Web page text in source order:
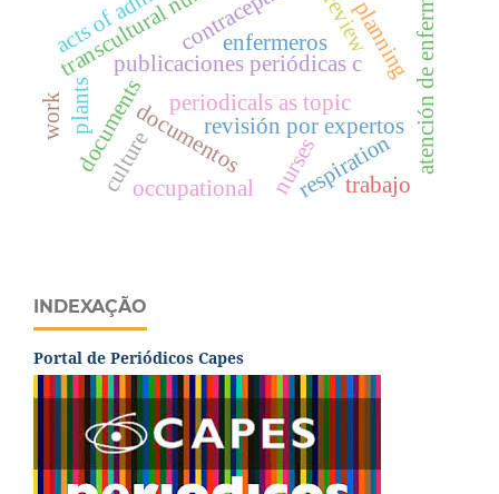
documentos
periodicals as topic
revisión por expertos
publicaciones periódicas c atención de enfermería
documents nurses
enfermeros
occupational respiration
culture
plants
work
trabajo
INDEXAÇÃO
Portal de Periódicos Capes